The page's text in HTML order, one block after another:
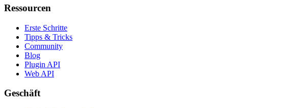
Ressourcen
Erste Schritte
Tipps & Tricks
Community
Blog
Plugin API
Web API
Geschäft